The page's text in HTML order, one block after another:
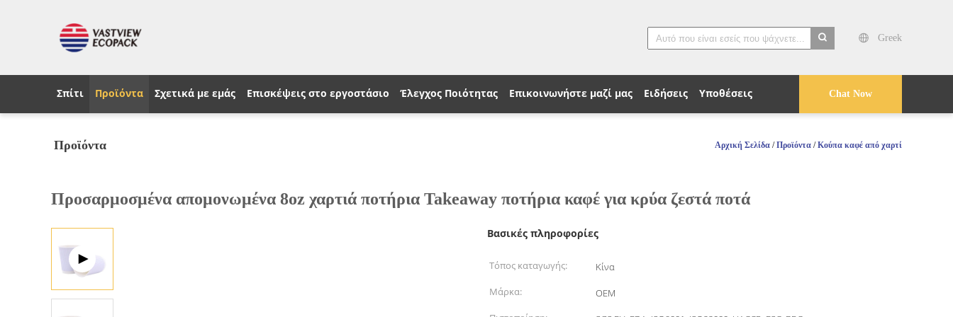
Greek
Chat Now
Σπίτι Προϊόντα Σχετικά με εμάς Επισκέψεις στο εργοστάσιο Έλεγχος Ποιότητας Επικοινωνήστε μαζί μας Ειδήσεις Υποθέσεις
Προϊόντα Αρχική Σελίδα /Προϊόντα /Κούπα καφέ από χαρτί
Προσαρμοσμένα απομονωμένα 8oz χαρτιά ποτήρια Takeaway ποτήρια καφέ για κρύα ζεστά ποτά
Βασικές πληροφορίες
Τόπος καταγωγής:
Κίνα
Μάρκα:
OEM